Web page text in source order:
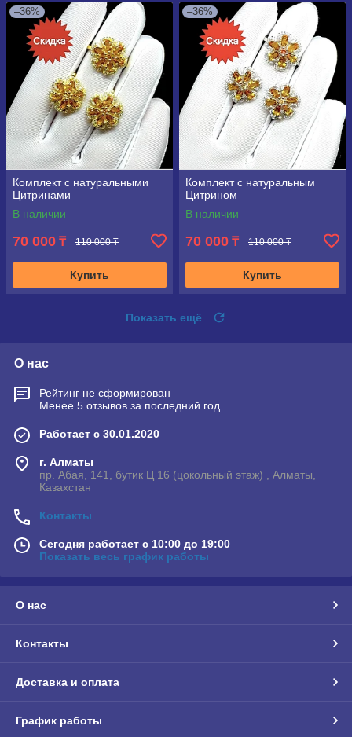
–36%
Комплект с натуральными
Цитринами
В наличии
70 000 ₸ 110 000 ₸
Купить
–36%
Комплект с натуральным
Цитрином
В наличии
70 000 ₸ 110 000 ₸
Купить
Показать ещё
О нас
Рейтинг не сформирован
Менее 5 отзывов за последний год
Работает с 30.01.2020
г. Алматы
пр. Абая, 141, бутик Ц 16 (цокольный этаж) , Алматы,
Казахстан
Контакты
Сегодня работает с 10:00 до 19:00
Показать весь график работы
О нас
Контакты
Доставка и оплата
График работы